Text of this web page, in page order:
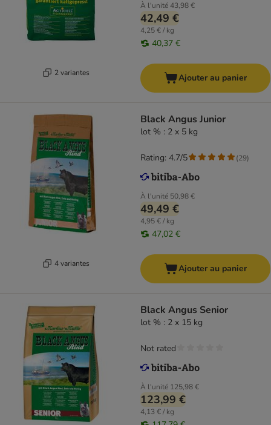
2 variantes
À l'unité43,98 €
42,49 €
4,25 € / kg
40,37 €
Ajouter au panier
4 variantes
Black Angus Junior
lot % : 2 x 5 kg
À l'unité 50,98 €
49,49 €
4,95 € / kg
47,02 €
Rating: 4.7/5 (29)
Ajouter au panier
Black Angus Senior
lot % : 2 x 15 kg
À l'unité 125,98 €
123,99 €
4,13 € / kg
Not rated